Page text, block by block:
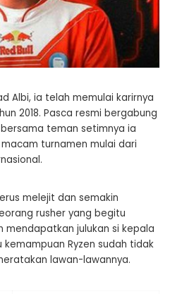
Albi, ia telah memulai karirnya
2018. Pasca resmi bergabung
teman setimnya ia
turnamen mulai dari
melejit dan semakin
rusher yang begitu
mendapatkan julukan si kepala
Ryzen sudah tidak
lawan-lawannya.